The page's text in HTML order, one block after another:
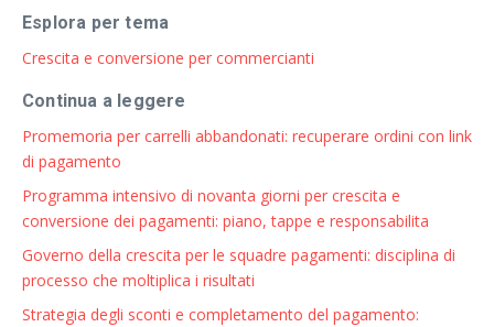
Esplora per tema
Crescita e conversione per commercianti
Continua a leggere
Promemoria per carrelli abbandonati: recuperare ordini con link
di pagamento
Programma intensivo di novanta giorni per crescita e
conversione dei pagamenti: piano, tappe e responsabilita
Governo della crescita per le squadre pagamenti: disciplina di
processo che moltiplica i risultati
Strategia degli sconti e completamento del pagamento: